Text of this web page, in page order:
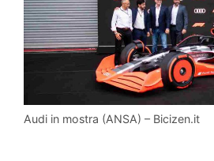
Audi in mostra (ANSA) – Bicizen.it